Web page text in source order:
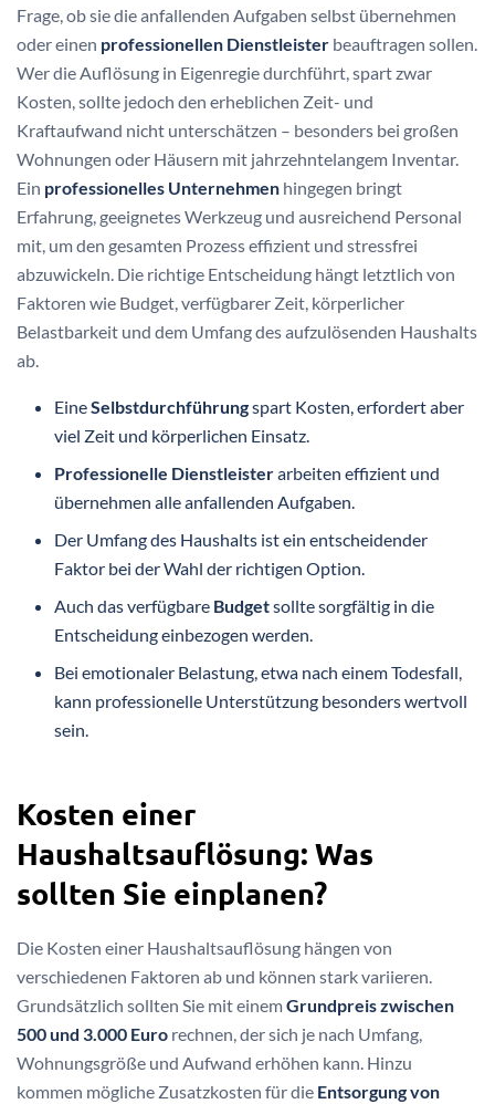
Frage, ob sie die anfallenden Aufgaben selbst übernehmen
oder einen professionellen Dienstleister beauftragen sollen.
Wer die Auflösung in Eigenregie durchführt, spart zwar
Kosten, sollte jedoch den erheblichen Zeit- und
Kraftaufwand nicht unterschätzen – besonders bei großen
Wohnungen oder Häusern mit jahrzehntelangem Inventar.
Ein professionelles Unternehmen hingegen bringt
Erfahrung, geeignetes Werkzeug und ausreichend Personal
mit, um den gesamten Prozess effizient und stressfrei
abzuwickeln. Die richtige Entscheidung hängt letztlich von
Faktoren wie Budget, verfügbarer Zeit, körperlicher
Belastbarkeit und dem Umfang des aufzulösenden Haushalts
ab.
EineSelbstdurchführungspart Kosten, erfordert aber
viel Zeit und körperlichen Einsatz.
Professionelle Dienstleisterarbeiten effizient und
übernehmen alle anfallenden Aufgaben.
Der Umfang des Haushalts ist ein entscheidender
Faktor bei der Wahl der richtigen Option.
Auch das verfügbare Budgetsollte sorgfältig in die
Entscheidung einbezogen werden.
Bei emotionaler Belastung, etwa nach einem Todesfall,
kann professionelle Unterstützung besonders wertvoll
sein.
Kosten einer
Haushaltsauflösung: Was
sollten Sie einplanen?
Die Kosten einer Haushaltsauflösung hängen von
verschiedenen Faktoren ab und können stark variieren.
Grundsätzlich sollten Sie mit einemGrundpreis zwischen
500 und 3.000 Euro rechnen, der sich je nach Umfang,
Wohnungsgröße und Aufwand erhöhen kann. Hinzu
kommen mögliche Zusatzkosten für die Entsorgung von